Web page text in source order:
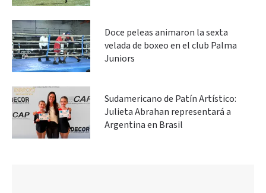
Doce peleas animaron la sexta
velada de boxeo en el club Palma
Juniors
Sudamericano de Patín Artístico:
Julieta Abrahan representará a
Argentina en Brasil